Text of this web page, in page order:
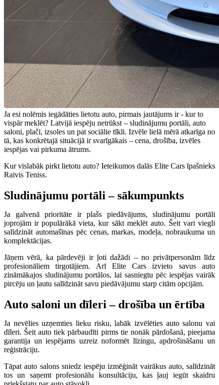
Ja esi nolēmis iegādāties lietotu auto, pirmais jautājums ir - kur to
vispār meklēt? Latvijā iespēju netrūkst – sludinājumu portāli, auto
saloni, plači, izsoles un pat sociālie tīkli. Izvēle lielā mērā atkarīga no
tā, kas konkrētajā situācijā ir svarīgākais – cena, drošība, izvēles
iespējas vai pirkuma ātrums.
Kur vislabāk pirkt lietotu auto? Ieteikumos dalās Elite Cars īpašnieks
Raivis Teniss.
Sludinājumu portāli – sākumpunkts
Ja galvenā prioritāte ir plašs piedāvājums, sludinājumu portāli
joprojām ir populārākā vieta, kur sākt meklēt auto. Šeit vari viegli
salīdzināt automašīnas pēc cenas, markas, modeļa, nobraukuma un
komplektācijas.
Jāņem vērā, ka pārdevēji ir ļoti dažādi – no privātpersonām līdz
profesionāliem tirgotājiem. Arī Elite Cars izvieto savus auto
zināmākajos sludinājumu portālos, lai sasniegtu pēc iespējas vairāk
pircēju un ļautu salīdzināt savu piedāvājumu starp citām opcijām.
Auto saloni un dīleri – drošība un ērtība
Ja nevēlies uzņemties lieku risku, labāk izvēlēties auto salonu vai
dīleri. Šeit auto tiek pārbaudīti pirms tie nonāk pārdošanā, pieejama
garantija un iespējams uzreiz noformēt līzingu, apdrošināšanu un
reģistrāciju.
Tāpat auto salons sniedz iespēju izmēģināt vairākus auto, salīdzināt
tos un saņemt profesionālu konsultāciju, kas ļauj iegūt skaidru